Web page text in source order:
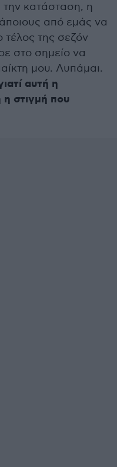
κατάσταση, η
από εμάς να
της σεζόν
στο σημείο να
μου. Λυπάμαι.
αυτή η
στιγμή που